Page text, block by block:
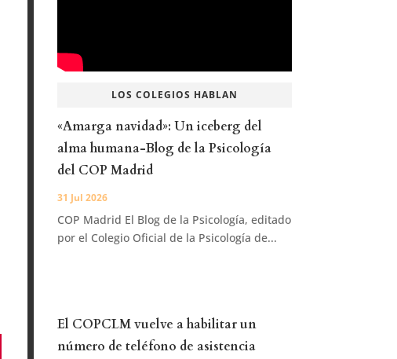
LOS COLEGIOS HABLAN
«Amarga navidad»: Un iceberg del
alma humana-Blog de la Psicología
del COP Madrid
31 Jul 2026
COP Madrid El Blog de la Psicología, editado
por el Colegio Oficial de la Psicología de...
El COPCLM vuelve a habilitar un
número de teléfono de asistencia